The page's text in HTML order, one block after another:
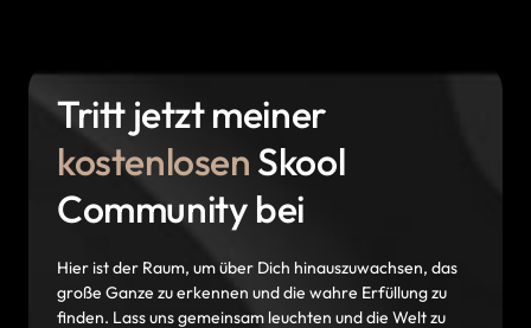
kostenlosen Skool
Community bei
Hier ist der Raum, um über Dich hinauszuwachsen, das
große Ganze zu erkennen und die wahre Erfüllung zu
finden. Lass uns gemeinsam leuchten und die Welt zu